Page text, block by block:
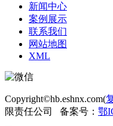
新闻中心
案例展示
联系我们
网站地图
XML
Copyright©hb.eshnx.com(
限责任公司 备案号： 鄂